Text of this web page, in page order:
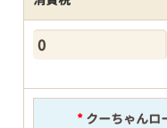
*クーちゃんロ